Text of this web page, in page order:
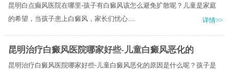
昆明白点癫风医院在哪里-孩子有白癜风该怎么避免扩散呢？儿童是家庭
的希望，当孩子患上白癜风，家长们忧心.....
详情>>
昆明治疗白癜风医院哪家好些-儿童白癜风恶化的
昆明治疗白癜风医院哪家好些-儿童白癜风恶化的原因是什么呢？孩子是